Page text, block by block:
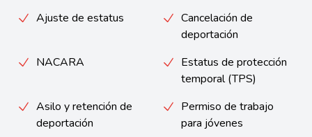
Ajuste de estatus
Cancelación de
deportación
NACARA
Estatus de protección
temporal (TPS)
Asilo y retención de
deportación
Permiso de trabajo
para jóvenes